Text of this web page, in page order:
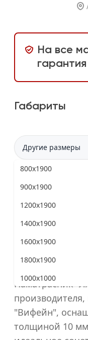
На все
Габариты
Другие размеры
800x1900
900x1900
1200x1900
1400x1900
1600x1900
1800x1900
1000x1000
800x2000
900x2000
1200x2000
Наматрасник
"Вифейн",
толщиной 10